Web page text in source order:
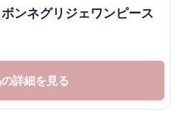
ンネグリジェワンピース
詳細を見る